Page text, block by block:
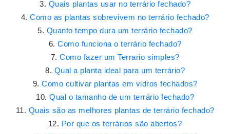
Quais plantas usar no terrário fechado?
Como as plantas sobrevivem no terrário fechado?
Quanto tempo dura um terrário fechado?
Como funciona o terrário fechado?
Como fazer um Terrario simples?
Qual a planta ideal para um terrário?
Como cultivar plantas em vidros fechados?
Qual o tamanho de um terrário fechado?
Quais são as melhores plantas de terrário fechado?
Por que os terrários são abertos?